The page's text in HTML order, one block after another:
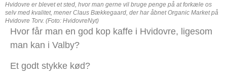
Hvidovre er blevet et sted, hvor man gerne vil bruge penge på at forkæle os
selv med kvalitet, mener Claus Bækkegaard, der har åbnet Organic Market på
Hvidovre Torv. (Foto: HvidovreNyt)
Hvor får man en god kop kaffe i Hvidovre, ligesom
man kan i Valby?
Et godt stykke kød?